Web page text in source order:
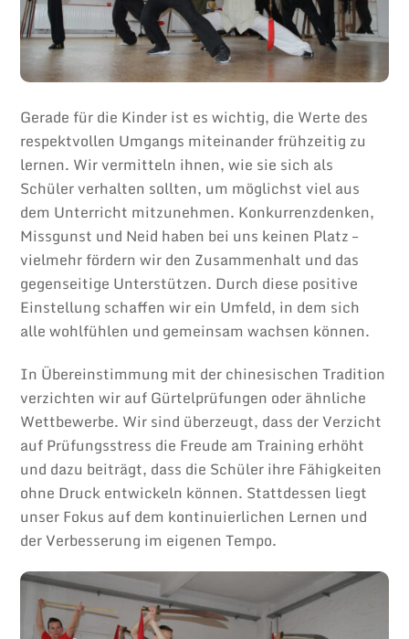
Gerade für die Kinder ist es wichtig, die Werte des
respektvollen Umgangs miteinander frühzeitig zu
lernen. Wir vermitteln ihnen, wie sie sich als
Schüler verhalten sollten, um möglichst viel aus
dem Unterricht mitzunehmen. Konkurrenzdenken,
Missgunst und Neid haben bei uns keinen Platz –
vielmehr fördern wir den Zusammenhalt und das
gegenseitige Unterstützen. Durch diese positive
Einstellung schaffen wir ein Umfeld, in dem sich
alle wohlfühlen und gemeinsam wachsen können.
In Übereinstimmung mit der chinesischen Tradition
verzichten wir auf Gürtelprüfungen oder ähnliche
Wettbewerbe. Wir sind überzeugt, dass der Verzicht
auf Prüfungsstress die Freude am Training erhöht
und dazu beiträgt, dass die Schüler ihre Fähigkeiten
ohne Druck entwickeln können. Stattdessen liegt
unser Fokus auf dem kontinuierlichen Lernen und
der Verbesserung im eigenen Tempo.